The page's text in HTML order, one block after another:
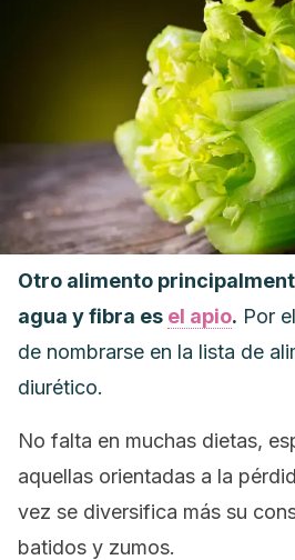
Otro alimento
agua y fibra es el apio. Por
de nombrarse en la lista de
diurético.
No falta en muchas dietas,
aquellas orientadas a la
vez se diversifica más su
batidos y zumos.